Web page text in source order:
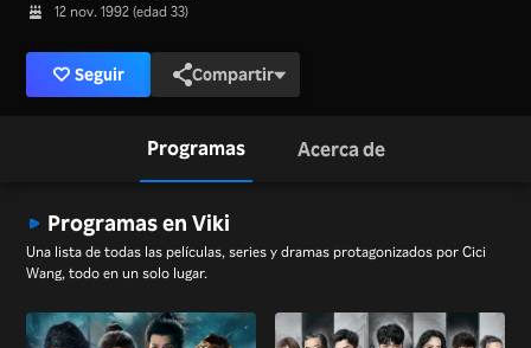
12 nov. 1992 (edad 33)
Seguir Compartir
Programas Acerca de
Programas en Viki
Una lista de todas las películas, series y dramas protagonizados por Cici
Wang, todo en un solo lugar.